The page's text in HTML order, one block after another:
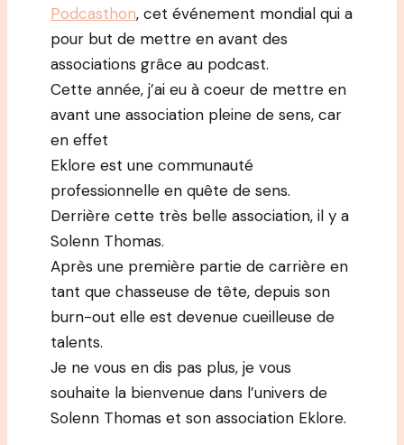
Podcasthon, cet événement mondial qui a
pour but de mettre en avant des
associations grâce au podcast.
Cette année, j’ai eu à coeur de mettre en
avant une association pleine de sens, car
en effet
Eklore est une communauté
professionnelle en quête de sens.
Derrière cette très belle association, il y a
Solenn Thomas.
Après une première partie de carrière en
tant que chasseuse de tête, depuis son
burn-out elle est devenue cueilleuse de
talents.
Je ne vous en dis pas plus, je vous
souhaite la bienvenue dans l’univers de
Solenn Thomas et son association Eklore.